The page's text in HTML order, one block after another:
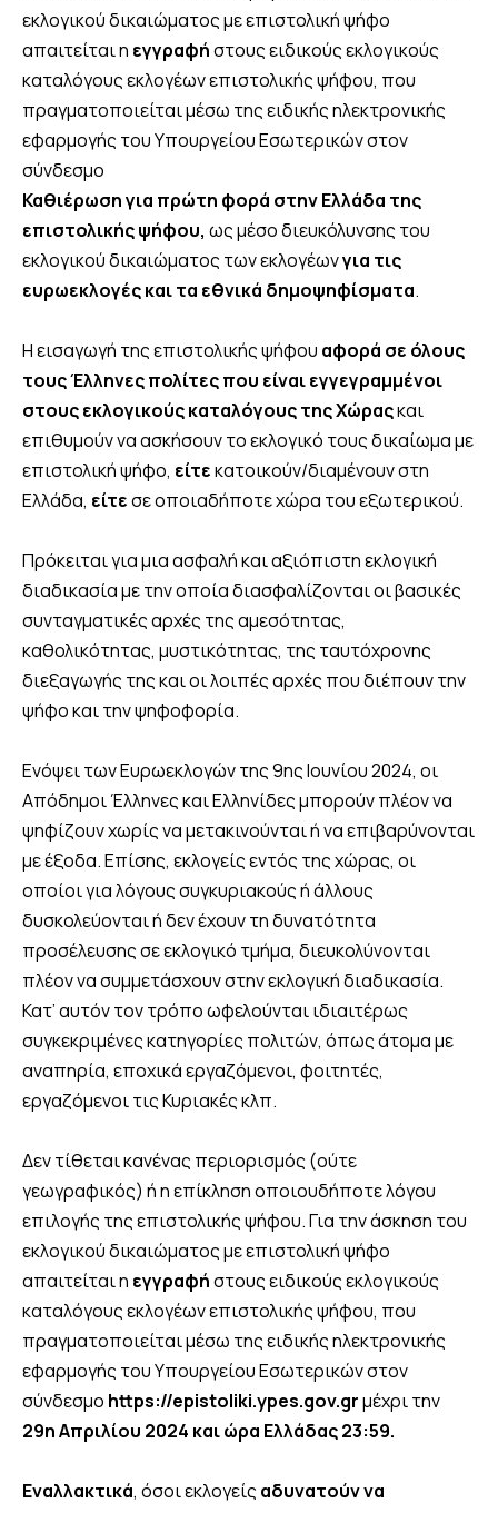
εκλογικού δικαιώματος με επιστολική ψήφο
απαιτείται η εγγραφήστους ειδικούς εκλογικούς
καταλόγους εκλογέων επιστολικής ψήφου, που
πραγματοποιείται μέσω της ειδικής ηλεκτρονικής
εφαρμογής του Υπουργείου Εσωτερικών στον
σύνδεσμο
Καθιέρωση για πρώτη φορά στην Ελλάδα της
επιστολικής ψήφου, ως μέσο διευκόλυνσης του
εκλογικού δικαιώματος των εκλογέωνγια τις
ευρωεκλογές και τα εθνικά δημοψηφίσματα.
Η εισαγωγή της επιστολικής ψήφου αφορά σε όλους
τους Έλληνες πολίτες που είναι εγγεγραμμένοι
στους εκλογικούς καταλόγους της Χώραςκαι
επιθυμούν να ασκήσουν το εκλογικό τους δικαίωμα με
επιστολική ψήφο, είτεκατοικούν/διαμένουν στη
Ελλάδα, είτεσε οποιαδήποτε χώρα του εξωτερικού.
Πρόκειται για μια ασφαλή και αξιόπιστη εκλογική
διαδικασία με την οποία διασφαλίζονται οι βασικές
συνταγματικές αρχές της αμεσότητας,
καθολικότητας, μυστικότητας, της ταυτόχρονης
διεξαγωγής της και οι λοιπές αρχές που διέπουν την
ψήφο και την ψηφοφορία.
Ενόψει των Ευρωεκλογών της 9ης Ιουνίου 2024, οι
Απόδημοι Έλληνες και Ελληνίδες μπορούν πλέον να
ψηφίζουν χωρίς να μετακινούνται ή να επιβαρύνονται
με έξοδα. Επίσης, εκλογείς εντός της χώρας, οι
οποίοι για λόγους συγκυριακούς ή άλλους
δυσκολεύονται ή δεν έχουν τη δυνατότητα
προσέλευσης σε εκλογικό τμήμα, διευκολύνονται
πλέον να συμμετάσχουν στην εκλογική διαδικασία.
Κατ’ αυτόν τον τρόπο ωφελούνται ιδιαιτέρως
συγκεκριμένες κατηγορίες πολιτών, όπως άτομα με
αναπηρία, εποχικά εργαζόμενοι, φοιτητές,
εργαζόμενοι τις Κυριακές κλπ.
Δεν τίθεται κανένας περιορισμός (ούτε
γεωγραφικός) ή η επίκληση οποιουδήποτε λόγου
επιλογής της επιστολικής ψήφου. Για την άσκηση του
εκλογικού δικαιώματος με επιστολική ψήφο
απαιτείται η εγγραφήστους ειδικούς εκλογικούς
καταλόγους εκλογέων επιστολικής ψήφου, που
πραγματοποιείται μέσω της ειδικής ηλεκτρονικής
εφαρμογής του Υπουργείου Εσωτερικών στον
σύνδεσμο https://epistoliki.ypes.gov.grμέχρι την
29η Απριλίου 2024 και ώρα Ελλάδας 23:59.
Εναλλακτικά, όσοι εκλογείς αδυνατούν να